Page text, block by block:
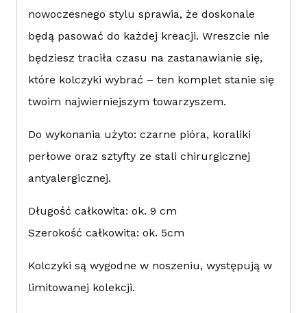
nowoczesnego stylu sprawia, że doskonale
będą pasować do każdej kreacji. Wreszcie nie
będziesz traciła czasu na zastanawianie się,
które kolczyki wybrać – ten komplet stanie się
twoim najwierniejszym towarzyszem.
Do wykonania użyto: czarne pióra, koraliki
perłowe oraz sztyfty ze stali chirurgicznej
antyalergicznej.
Długość całkowita: ok. 9 cm
Szerokość całkowita: ok. 5cm
Kolczyki są wygodne w noszeniu, występują w
limitowanej kolekcji.